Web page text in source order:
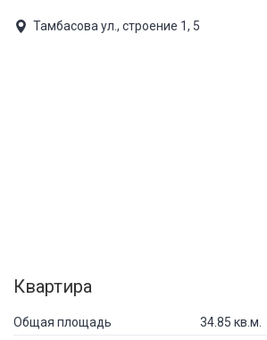
Тамбасова ул., строение 1, 5
Квартира
Общая площадь 34.85 кв.м.